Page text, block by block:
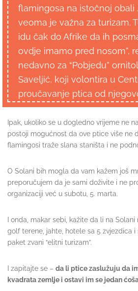
flamingosa na istočnoj obali
veoma je važna za turizam.
idu čak do Afrike da ih
ovdje imamo pred nosom”,
nedavno za “Pobjedu”
Saveljić, koji volontira u
proučavanje ptica od
Ipak, ukoliko se u dogledno vrijeme ne
postoji mogućnost da ove ptice više ne
flamingosi traže slana staništa i ne
O Solani bih mogla da vam kažem još
preporučujem da je sami doživite i ne
organizaciji već u subotu, 5. marta.
I onda, makar sebi, kažite da li na
golf terene, jahte, hotele sa 5 zvjezdica
paket zvani “elitni turizam”.
I zapitajte se – da li ptice zaslužuju da
kvadrata zemlje i ostavi im se jedan